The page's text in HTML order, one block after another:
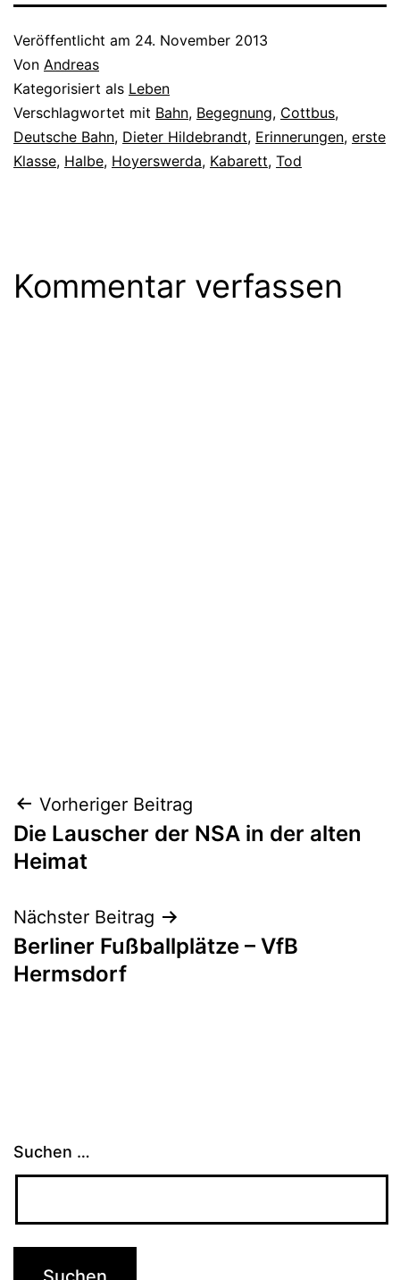
Veröffentlicht am 24. November 2013
Von Andreas
Kategorisiert als Leben
Verschlagwortet mit Bahn, Begegnung, Cottbus,
Deutsche Bahn, Dieter Hildebrandt, Erinnerungen, erste
Klasse, Halbe, Hoyerswerda, Kabarett, Tod
Kommentar verfassen
Beitragsnavigation
Vorheriger Beitrag
Die Lauscher der NSA in der alten
Heimat
Nächster Beitrag
Berliner Fußballplätze – VfB
Hermsdorf
Suchen …